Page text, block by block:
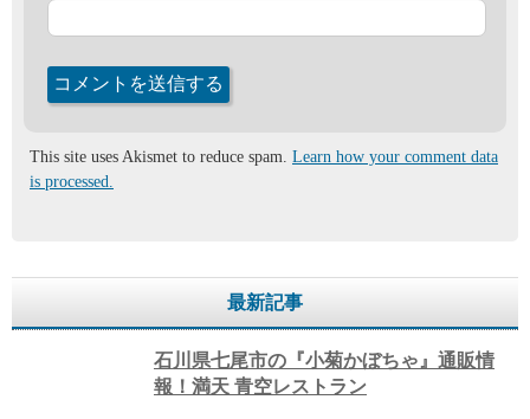
This site uses Akismet to reduce spam. Learn how your comment data
is processed.
最新記事
石川県七尾市の『小菊かぼちゃ』通販情
報！満天 青空レストラン